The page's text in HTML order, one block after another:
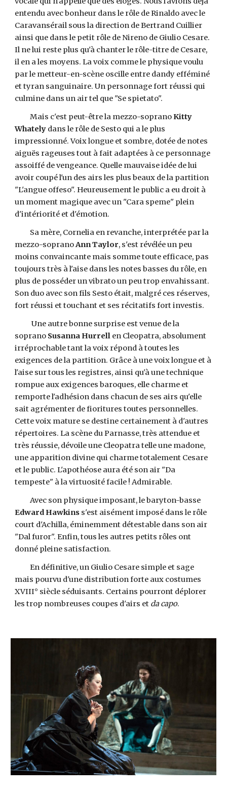
entendu avec bonheur dans le rôle de Rinaldo avec le
Caravansérail sous la direction de Bertrand Cuillier
ainsi que dans le petit rôle de Nireno de Giulio Cesare.
Il ne lui reste plus qu'à chanter le rôle-titre de Cesare,
il en a les moyens. La voix comme le physique voulu
par le metteur-en-scène oscille entre dandy efféminé
et tyran sanguinaire. Un personnage fort réussi qui
culmine dans un air tel que "Se spietato".
Mais c'est peut-être la mezzo-sopranoKitty
Whately dans le rôle de Sesto qui a le plus
impressionné. Voix longue et sombre, dotée de notes
aiguës rageuses tout à fait adaptées à ce personnage
assoiffé de vengeance. Quelle mauvaise idée de lui
avoir coupé l'un des airs les plus beaux de la partition
"L'angue offeso". Heureusement le public a eu droit à
un moment magique avec un "Cara speme" plein
d'intériorité et d'émotion.
Sa mère, Cornelia en revanche, interprétée par la
mezzo-sopranoAnn Taylor, s'est révélée un peu
moins convaincante mais somme toute efficace, pas
toujours très à l'aise dans les notes basses du rôle, en
plus de posséder un vibrato un peu trop envahissant.
Son duo avec son fils Sesto était, malgré ces réserves,
fort réussi et touchant et ses récitatifs fort investis.
Une autre bonne surprise est venue de la
soprano Susanna Hurrell en Cleopatra, absolument
irréprochable tant la voix répond à toutes les
exigences de la partition. Grâce à une voix longue et à
l'aise sur tous les registres, ainsi qu'à une technique
rompue aux exigences baroques, elle charme et
remporte l'adhésion dans chacun de ses airs qu'elle
sait agrémenter de fioritures toutes personnelles.
Cette voix mature se destine certainement à d'autres
répertoires. La scène du Parnasse, très attendue et
très réussie, dévoile une Cleopatra telle une madone,
une apparition divine qui charme totalement Cesare
et le public. L'apothéose aura été son air "Da
tempeste" à la virtuosité facile ! Admirable.
Avec son physique imposant, le baryton-basse
Edward Hawkins s'est aisément imposé dans le rôle
court d'Achilla, éminemment détestable dans son air
"Dal furor". Enfin, tous les autres petits rôles ont
donné pleine satisfaction.
En définitive, un Giulio Cesare simple et sage
mais pourvu d'une distribution forte aux costumes
XVIII° siècle séduisants. Certains pourront déplorer
les trop nombreuses coupes d'airs et da capo.